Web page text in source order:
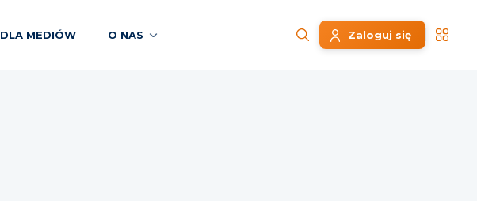
DLA MEDIÓW O NAS Zaloguj się